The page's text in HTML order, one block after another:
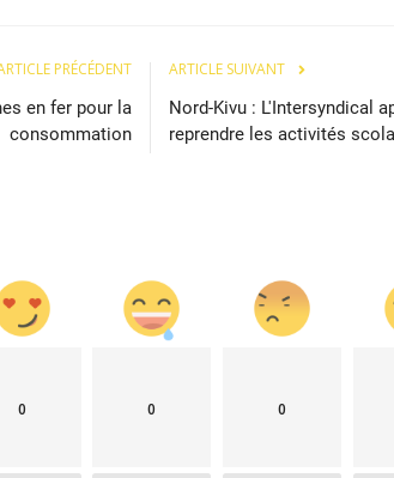
PRÉCÉDENT
en fer pour la
consommation
ARTICLE SUIVANT
Nord-Kivu : L'Intersyndical
reprendre les activités
0 0 0